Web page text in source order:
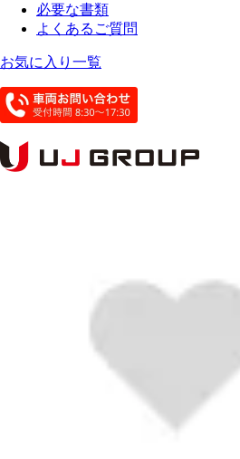
必要な書類
よくあるご質問
お気に入り一覧